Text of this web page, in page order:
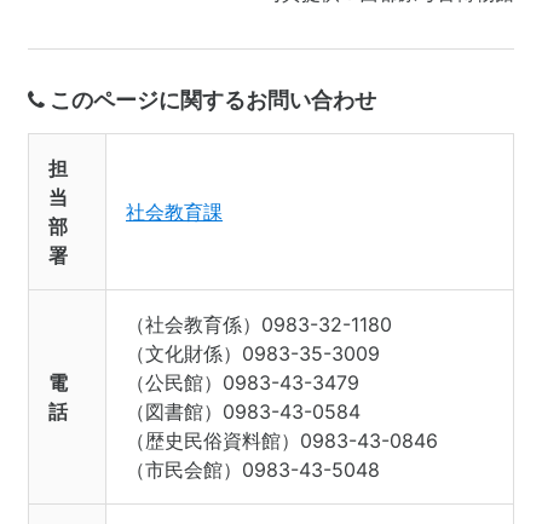
このページに関するお問い合わせ
担
当
部
署
社会教育課
電
話
（社会教育係）0983-32-1180
（文化財係）0983-35-3009
（公民館）0983-43-3479
（図書館）0983-43-0584
（歴史民俗資料館）0983-43-0846
（市民会館）0983-43-5048